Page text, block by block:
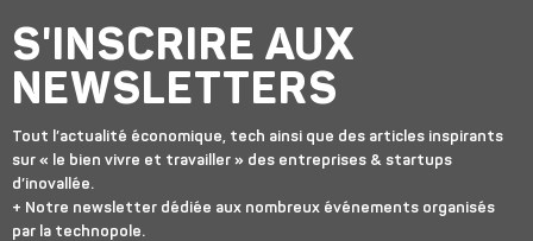
S'INSCRIRE AUX
NEWSLETTERS
Tout l’actualité économique, tech ainsi que des articles inspirants
sur « le bien vivre et travailler » des entreprises & startups
d’inovallée.
+ Notre newsletter dédiée aux nombreux événements organisés
par la technopole.